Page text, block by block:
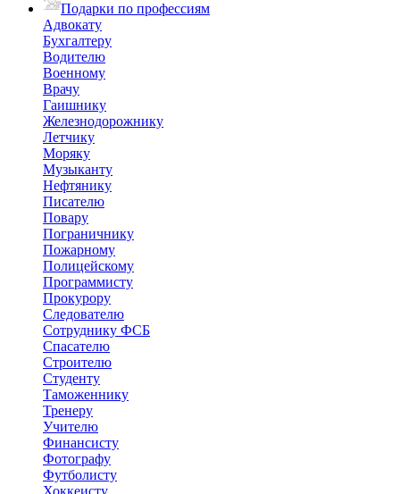
Подарки по профессиям
Адвокату
Бухгалтеру
Водителю
Военному
Врачу
Гаишнику
Железнодорожнику
Летчику
Моряку
Музыканту
Нефтянику
Писателю
Повару
Пограничнику
Пожарному
Полицейскому
Программисту
Прокурору
Следователю
Сотруднику ФСБ
Спасателю
Строителю
Студенту
Таможеннику
Тренеру
Учителю
Финансисту
Фотографу
Футболисту
Хоккеисту